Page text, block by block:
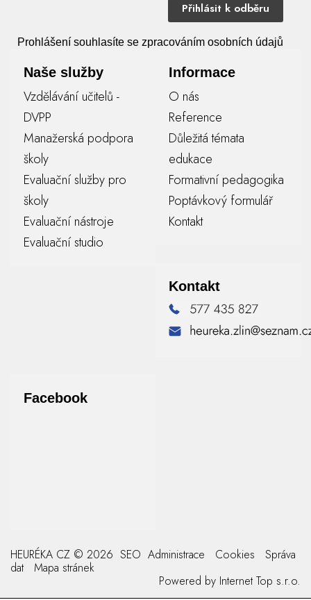
Přihlásit k odběru
Prohlášení souhlasíte se zpracováním osobních údajů
Naše služby
Vzdělávání učitelů -
DVPP
Manažerská podpora
školy
Evaluační služby pro
školy
Evaluační nástroje
Evaluační studio
Informace
O nás
Reference
Důležitá témata
edukace
Formativní pedagogika
Poptávkový formulář
Kontakt
Kontakt
Facebook
HEURÉKA CZ © 2026 SEO Administrace Cookies
Správa
dat
Mapa stránek
Powered by Internet Top s.r.o.